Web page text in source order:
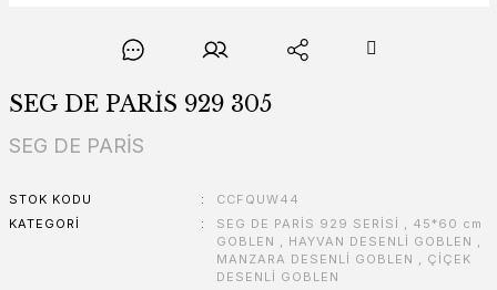
SEG DE PARİS 929 305
SEG DE PARİS
STOK KODU
CCFQUW44
KATEGORI
SEG DE PARİS 929 SERİSİ , 45*60 cm
GOBLEN , HAYVAN DESENLİ GOBLEN ,
MANZARA DESENLİ GOBLEN , ÇİÇEK
DESENLİ GOBLEN